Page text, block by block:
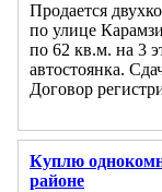
Продается
по улице
по 62 кв.м. на 3
автостоянка.
Договор
Куплю
районе